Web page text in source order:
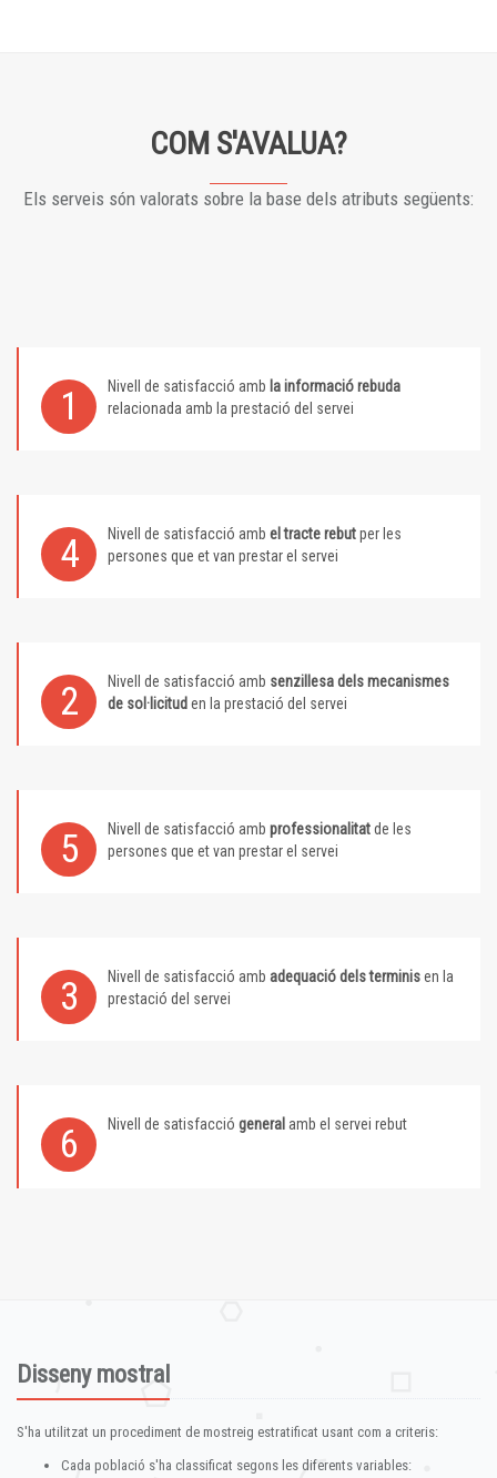
COM S'AVALUA?
Els serveis són valorats sobre la base dels atributs següents:
1 Nivell de satisfacció amb la informació rebuda
relacionada amb la prestació del servei
4 Nivell de satisfacció amb el tracte rebutper les
persones que et van prestar el servei
2 Nivell de satisfacció amb senzillesa dels mecanismes
de sol·licitud en la prestació del servei
5 Nivell de satisfacció amb professionalitatde les
persones que et van prestar el servei
3 Nivell de satisfacció amb adequació dels terminisen la
prestació del servei
6 Nivell de satisfacció general amb el servei rebut
Disseny mostral
S'ha utilitzat un procediment de mostreig estratificat usant com a criteris:
Cada població s'ha classificat segons les diferents variables: